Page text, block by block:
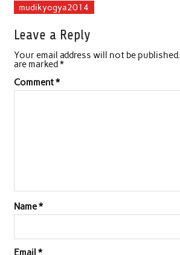
c
b
o
o
i
e
r
a
s
A
d
mudikyogya2014
Leave a Reply
Your email address will not be published.
are marked*
Comment*
Name*
Email *